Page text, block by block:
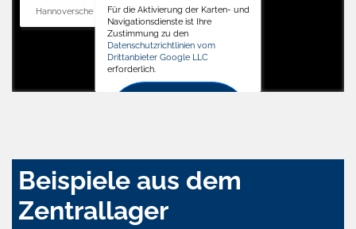
Hannoversche Str. 34, 31688 Nienstädt
Für die Aktivierung der Karten- und
Navigationsdienste ist Ihre
Zustimmung zu den
Datenschutzrichtlinien vom
Drittanbieter Google LLC
erforderlich.
Beispiele aus dem
Zentrallager